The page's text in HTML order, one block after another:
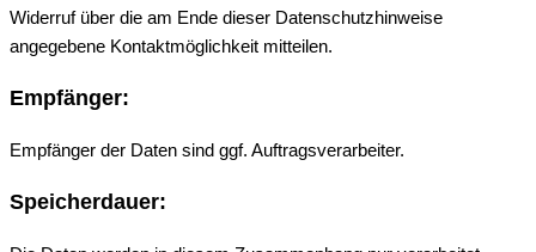
Widerruf über die am Ende dieser Datenschutzhinweise
angegebene Kontaktmöglichkeit mitteilen.
Empfänger:
Empfänger der Daten sind ggf. Auftragsverarbeiter.
Speicherdauer: